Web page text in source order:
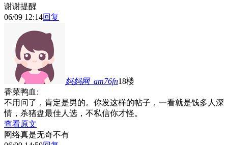
谢谢提醒
06/09 12:14回复
妈妈网_am76fn18楼
香菜鸭血:
不用问了，肯定是男的。你发这样的帖子，一看就是钱多人深
情，杀猪盘最佳人选，不私信你才怪。
查看原文
网络真是无奇不有